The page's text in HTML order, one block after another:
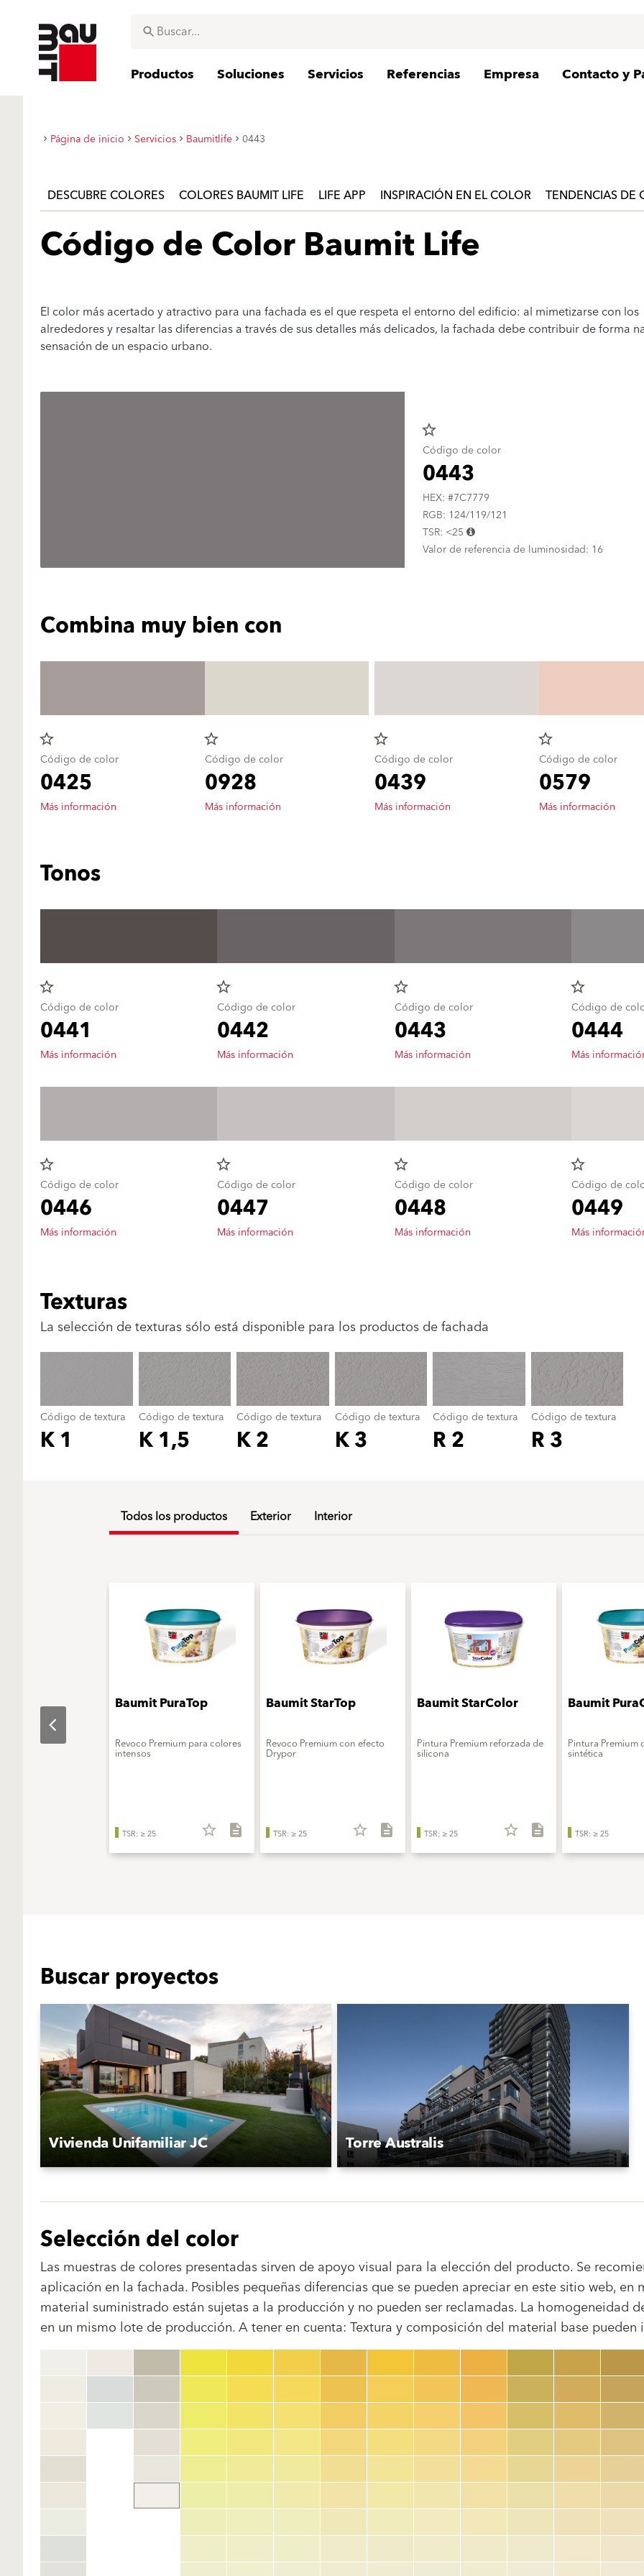
Productos Soluciones Servicios Referencias Empresa Contacto y
Página de inicio Servicios Baumitlife 0443
DESCUBRE COLORES COLORES BAUMIT LIFE LIFE APP INSPIRACIÓN EN EL COLOR TENDENCIAS DE
Código de Color Baumit Life
El color más acertado y atractivo para una fachada es el que respeta el entorno del edificio: al mimetizarse con los
alrededores y resaltar las diferencias a través de sus detalles más delicados, la fachada debe contribuir de forma
sensación de un espacio urbano.
star_border
Código de color
0443
HEX: #7C7779
RGB: 124/119/121
TSR: <25
Valor de referencia de luminosidad: 16
Combina muy bien con
star_border
Código de color
0425
Más información
star_border
Código de color
0928
Más información
star_border
Código de color
0439
Más información
star_border
Código de color
0579
Más información
Tonos
star_border
Código de color
0441
Más información
star_border
Código de color
0442
Más información
star_border
Código de color
0443
Más información
star_border
Código de
0444
Más
star_border
Código de color
0446
Más información
star_border
Código de color
0447
Más información
star_border
Código de color
0448
Más información
star_border
Código de
0449
Más
Texturas
La selección de texturas sólo está disponible para los productos de fachada
Código de textura
K 1
Código de textura
K 1,5
Código de textura
K 2
Código de textura
K 3
Código de textura
R 2
Código de textura
R 3
color_name
Todos los productos Exterior Interior
activadora para
Baumit PuraTop
Revoco Premium para colores
intensos
TSR: ≥ 25 star_border description
Baumit StarTop
Revoco Premium con efecto
Drypor
TSR: ≥ 25 star_border description
Baumit StarColor
Pintura Premium reforzada de
silicona
TSR: ≥ 25 star_border description
Baumit
Pintura Premium
sintética
TSR: ≥ 25
Buscar proyectos
Vivienda Unifamiliar JC Torre Australis
Selección del color
Las muestras de colores presentadas sirven de apoyo visual para la elección del producto. Se
aplicación en la fachada. Posibles pequeñas diferencias que se pueden apreciar en este sitio web, en
material suministrado están sujetas a la producción y no pueden ser reclamadas. La homogeneidad
en un mismo lote de producción. A tener en cuenta: Textura y composición del material base
color_name
HEX:hex_code
HBW:hbw_code